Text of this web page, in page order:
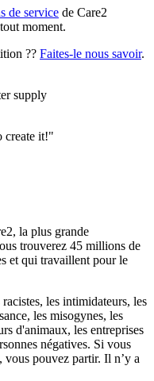
de service de Care2
moment.
?? Faites-le nous savoir.
supply
create it!"
la plus grande
trouverez 45 millions de
et qui travaillent pour le
les intimidateurs, les
les misogynes, les
d'animaux, les entreprises
négatives. Si vous
vous pouvez partir. Il n’y a